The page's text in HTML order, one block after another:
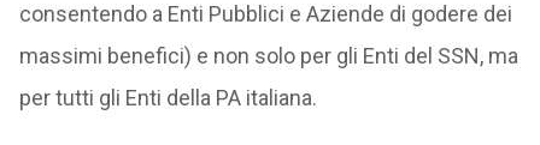
consentendo a Enti Pubblici e Aziende di godere dei
massimi benefici) e non solo per gli Enti del SSN, ma
per tutti gli Enti della PA italiana.